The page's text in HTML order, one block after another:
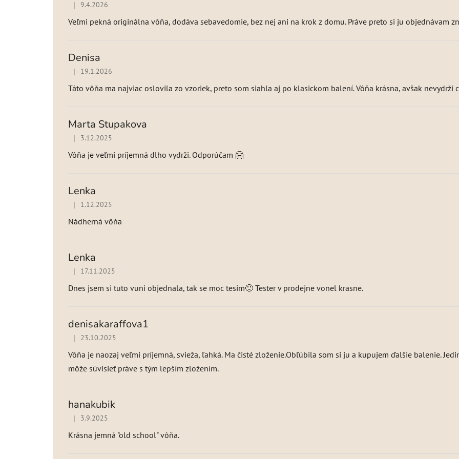
Hodnotenie produktu je 5 z 5 hviezdičiek.
| 9.4.2026
Veľmi pekná originálna vôňa, dodáva sebavedomie, bez nej ani na krok z domu. Práve preto si ju objednávam
Denisa
Hodnotenie produktu je 5 z 5 hviezdičiek.
| 19.1.2026
Táto vôňa ma najviac oslovila zo vzoriek, preto som siahla aj po klasickom balení. Vôňa krásna, avšak nevydrží
Marta Stupakova
Hodnotenie produktu je 5 z 5 hviezdičiek.
| 3.12.2025
Vôňa je veľmi príjemná dlho vydrži. Odporúčam 🤗
Lenka
Hodnotenie produktu je 5 z 5 hviezdičiek.
| 1.12.2025
Nádherná vôňa
Lenka
Hodnotenie produktu je 5 z 5 hviezdičiek.
| 17.11.2025
Dnes jsem si tuto vuni objednala, tak se moc tesim🙂 Tester v prodejne vonel krasne.
denisakaraffova1
Hodnotenie produktu je 4 z 5 hviezdičiek.
| 23.10.2025
Vôňa je naozaj veľmi príjemná, svieža, ľahká. Ma čisté zloženie.Obľúbila som si ju a kupujem ďalšie balenie.
môže súvisieť práve s tým lepším zložením.
hanakubik
Hodnotenie produktu je 5 z 5 hviezdičiek.
| 3.9.2025
Krásna jemná "old school" vôňa.